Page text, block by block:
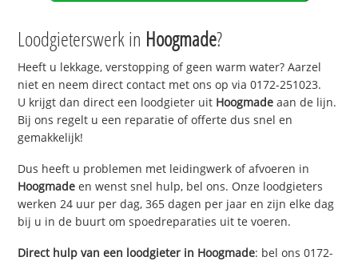
Loodgieterswerk in Hoogmade?
Heeft u lekkage, verstopping of geen warm water? Aarzel
niet en neem direct contact met ons op via 0172-251023.
U krijgt dan direct een loodgieter uit Hoogmade aan de lijn.
Bij ons regelt u een reparatie of offerte dus snel en
gemakkelijk!
Dus heeft u problemen met leidingwerk of afvoeren in
Hoogmade en wenst snel hulp, bel ons. Onze loodgieters
werken 24 uur per dag, 365 dagen per jaar en zijn elke dag
bij u in de buurt om spoedreparaties uit te voeren.
Direct hulp van een loodgieter in Hoogmade: bel ons 0172-